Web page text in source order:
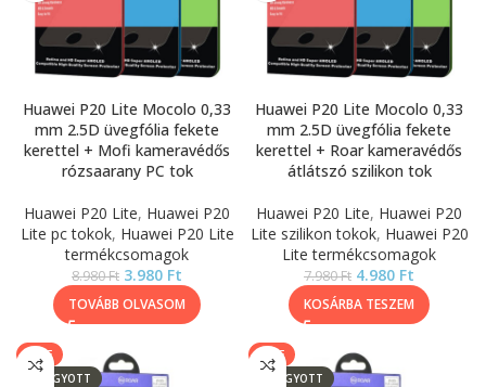
Huawei P20 Lite Mocolo 0,33
mm 2.5D üvegfólia fekete
kerettel + Mofi kameravédős
rózsaarany PC tok
Huawei P20 Lite, Huawei P20
Lite pc tokok, Huawei P20 Lite
termékcsomagok
8.980Ft 3.980 Ft
TOVÁBB OLVASOM
Huawei P20 Lite Mocolo 0,33
mm 2.5D üvegfólia fekete
kerettel + Roar kameravédős
átlátszó szilikon tok
Huawei P20 Lite, Huawei P20
Lite szilikon tokok, Huawei P20
Lite termékcsomagok
7.980Ft 4.980 Ft
KOSÁRBA TESZEM
SALE
ELFOGYOTT
SALE
ELFOGYOTT